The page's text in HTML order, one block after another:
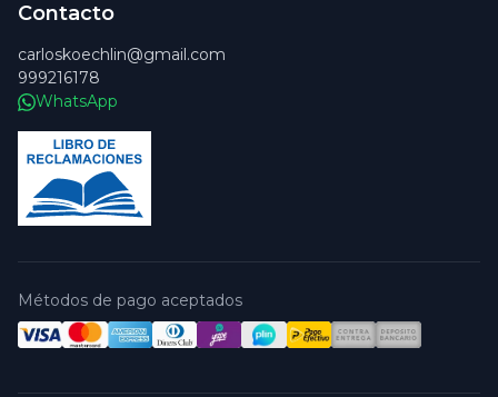
Contacto
carloskoechlin@gmail.com
999216178
WhatsApp
Métodos de pago aceptados